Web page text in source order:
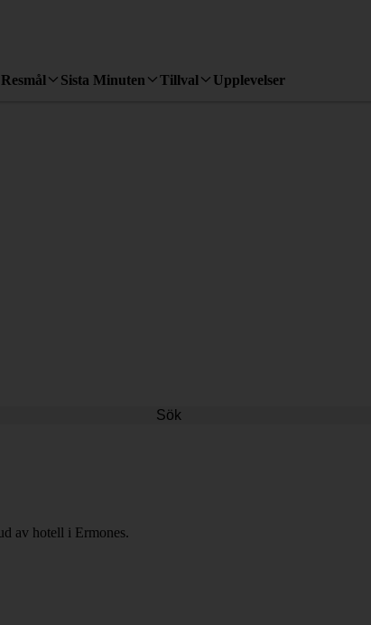
Resmål Sista Minuten Tillval Upplevelser
Sök
av hotell i Ermones.